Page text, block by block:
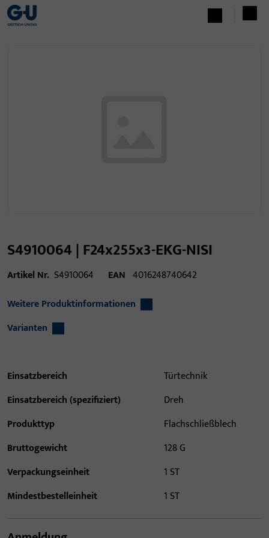
S4910064 | F24x255x3-EKG-NISI
Artikel Nr. S4910064 EAN 4016248740642
Weitere Produktinformationen
Varianten
Einsatzbereich
Türtechnik
Einsatzbereich (spezifiziert)
Dreh
Produkttyp
Flachschließblech
Bruttogewicht
128 G
Verpackungseinheit
1 ST
Mindestbestelleinheit
1 ST